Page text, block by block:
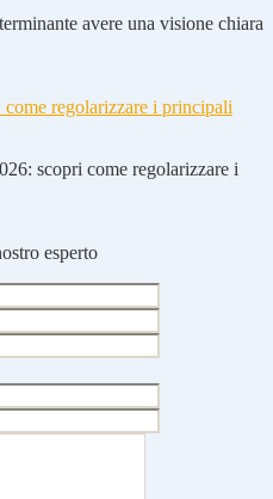
avere una visione chiara
regolarizzare i principali
scopri come regolarizzare i
esperto